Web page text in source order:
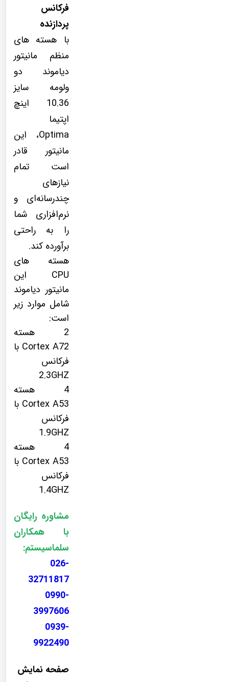
فرکانس
پردازنده
با هسته های
منظم مانیتور
دیاموند دو
ولومه سایز
10.36 اینچ
اپتیما
Optima، این
مانیتور قادر
است تمام
نیازهای
چندرسانه‌ای و
نرم‌افزاری شما
را به راحتی
برآورده کند.
هسته های
CPU این
مانیتور دیاموند
شامل موارد زیر
است:
2 هسته
Cortex A72 با
فرکانس
2.3GHZ
4 هسته
Cortex A53 با
فرکانس
1.9GHZ
4 هسته
Cortex A53 با
فرکانس
1.4GHZ
مشاوره رایگان
با همکاران
سلماسیستم:
026-
32711817
0990-
3997606
0939-
9922490
صفحه نمایش